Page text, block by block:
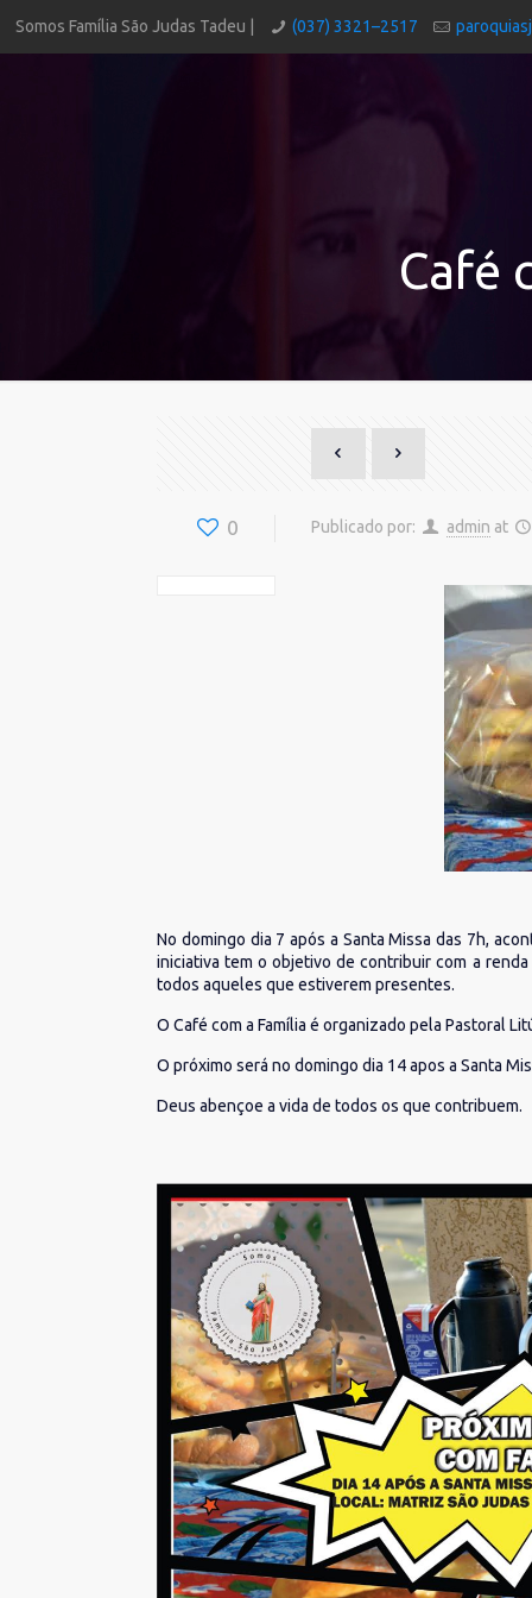
Somos Família São Judas Tadeu | (037) 3321–2517
Café
0 Publicado por: admin at
No domingo dia 7 após a Santa Missa das 7h,
iniciativa tem o objetivo de contribuir com a
todos aqueles que estiverem presentes.
O Café com a Família é organizado pela Pastoral
O próximo será no domingo dia 14 apos a Santa
Deus abençoe a vida de todos os que contribuem.